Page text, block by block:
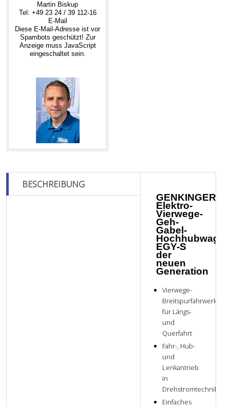
Martin Biskup
Tel: +49 23 24 / 39 112-16
E-Mail
Diese E-Mail-Adresse ist vor
Spambots geschützt! Zur
Anzeige muss JavaScript
eingeschaltet sein.
BESCHREIBUNG
GENKINGER-
Elektro-
Vierwege-
Geh-
Gabel-
EGY-S
der
neuen
Generation
Vierwege-
Breitspurfahrwerk
für Längs-
und
Querfahrt
Fahr-, Hub-
und
Lenkantrieb
in
Drehstromtechnik
Einfaches